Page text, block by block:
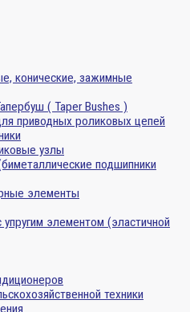
конические, зажимные
( Taper Bushes )
приводных роликовых цепей
узлы
подшипники
элементы
элементом (эластичной
техники